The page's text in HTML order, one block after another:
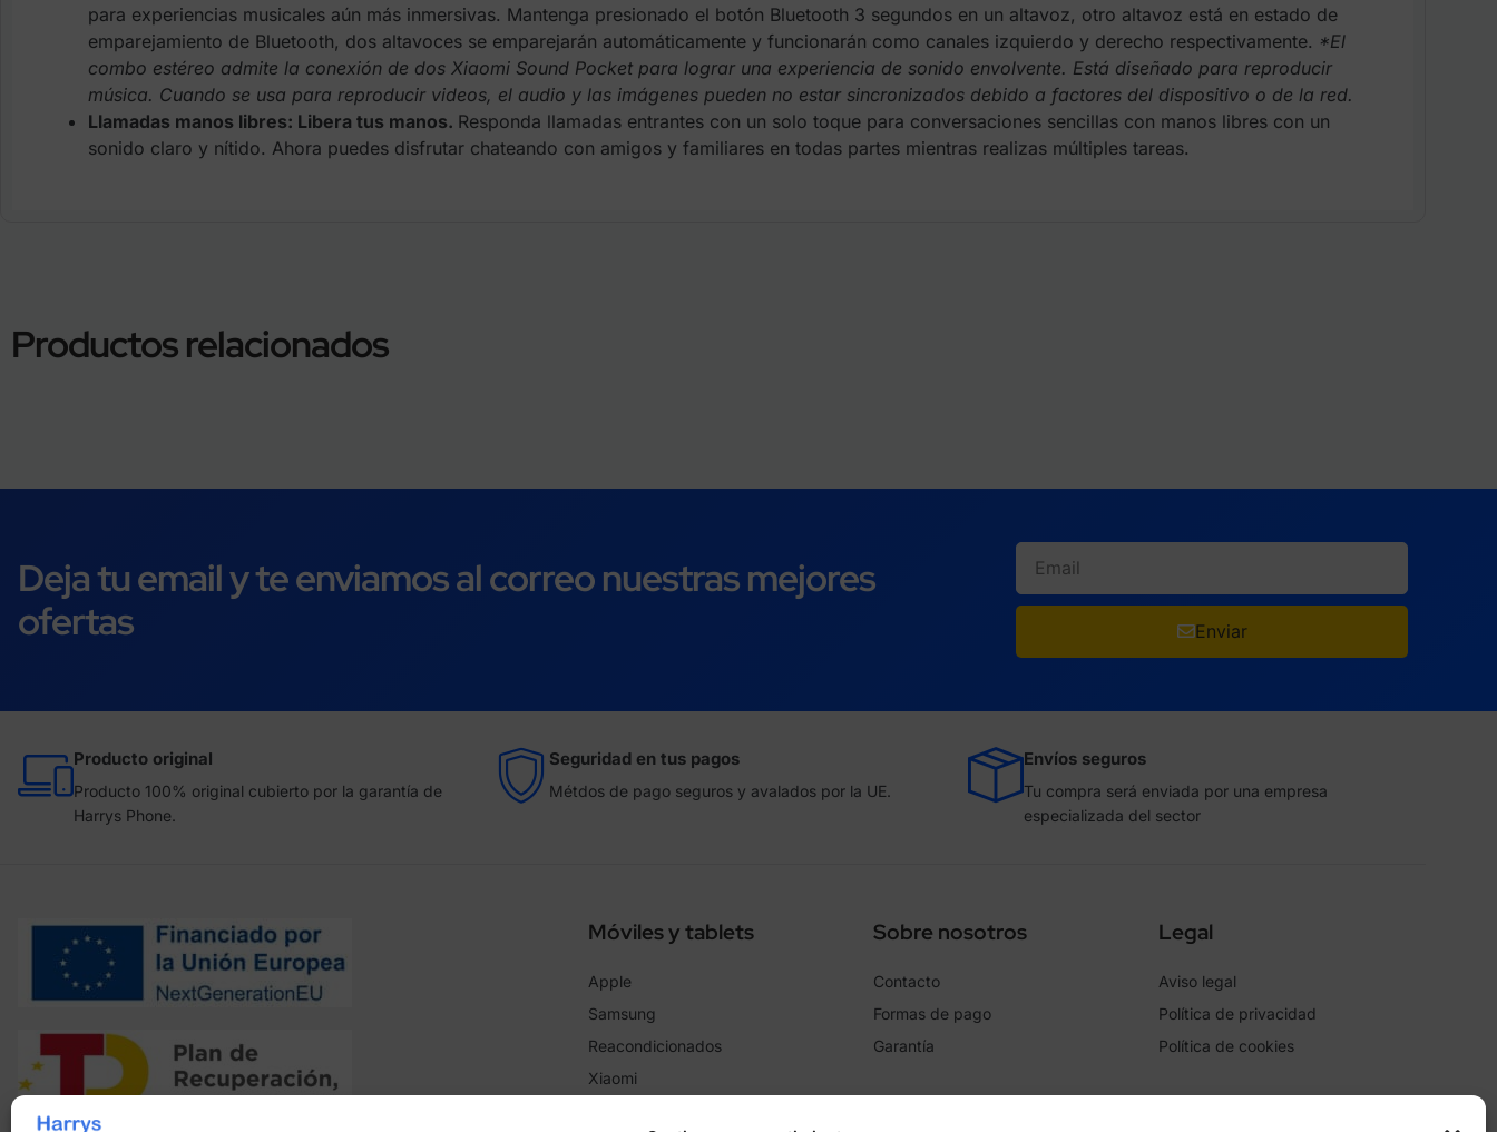
para experiencias musicales aún más inmersivas. Mantenga presionado el botón Bluetooth 3 segundos en un altavoz, otro altavoz está en estado de
emparejamiento de Bluetooth, dos altavoces se emparejarán automáticamente y funcionarán como canales izquierdo y derecho respectivamente. *El
combo estéreo admite la conexión de dos Xiaomi Sound Pocket para lograr una experiencia de sonido envolvente. Está diseñado para reproducir
música. Cuando se usa para reproducir videos, el audio y las imágenes pueden no estar sincronizados debido a factores del dispositivo o de la red.
Llamadas manos libres: Libera tus manos. Responda llamadas entrantes con un solo toque para conversaciones sencillas con manos libres con un
sonido claro y nítido. Ahora puedes disfrutar chateando con amigos y familiares en todas partes mientras realizas múltiples tareas.
Productos relacionados
Deja tu email y te enviamos al correo nuestras mejores
ofertas
Enviar
Producto original
Producto 100% original cubierto por la garantía de
Harrys Phone.
Seguridad en tus pagos
Métdos de pago seguros y avalados por la UE.
Envíos seguros
Tu compra será enviada por una empresa
especializada del sector
Móviles y tablets
Apple
Samsung
Reacondicionados
Xiaomi
Sobre nosotros
Contacto
Formas de pago
Garantía
Legal
Aviso legal
Política de privacidad
Política de cookies